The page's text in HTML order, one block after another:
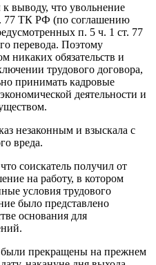
выводу, что увольнение
77 ТК РФ (по соглашению
п. 5 ч. 1 ст. 77
перевода. Поэтому
никаких обязательств и
трудового договора,
принимать кадровые
деятельности и
незаконным и взыскала с
вреда.
соискатель получил от
на работу, в котором
условия трудового
было представлено
основания для
прекращены на прежнем